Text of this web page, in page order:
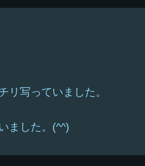
リ写っていました。
ました。(^^)